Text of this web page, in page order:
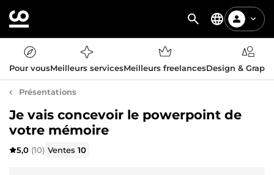
Pour vousMeilleurs servicesMeilleurs freelancesDesign &
Présentations
Je vais concevoir le powerpoint de
votre mémoire
5,0 (10) Ventes10